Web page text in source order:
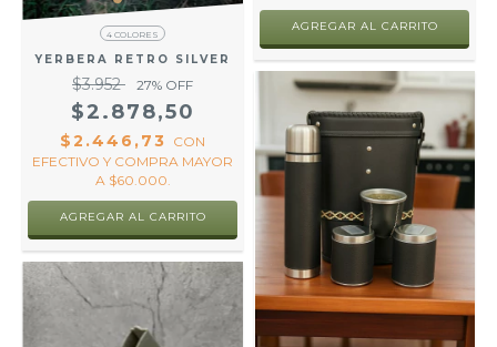
4 COLORES
YERBERA RETRO SILVER
$3.952 27% OFF
$2.878,50
$2.446,73 CON
EFECTIVO Y COMPRA MAYOR
A $60.000.
AGREGAR AL CARRITO
AGREGAR AL CARRITO